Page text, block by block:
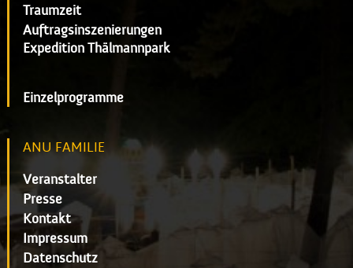
Traumzeit
Auftragsinszenierungen
Expedition Thälmannpark
Einzelprogramme
ANU FAMILIE
Veranstalter
Presse
Kontakt
Impressum
Datenschutz